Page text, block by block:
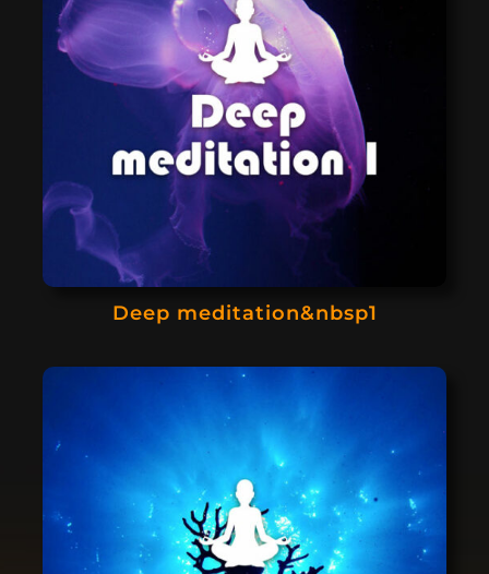
Deep meditation&nbsp1